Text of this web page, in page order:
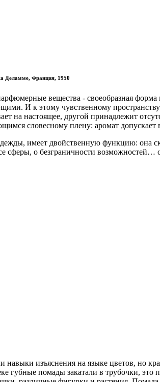
Деламме, Франция, 1950
вещества - своеобразная
И к этому чувственному
на настоящее, другой принадлежит
словесному плену: аромат
имеет двойственную функцию: она
сферы, о безграничности
изъяснения на языке цветов, но
губные помады закатали в трубочки,